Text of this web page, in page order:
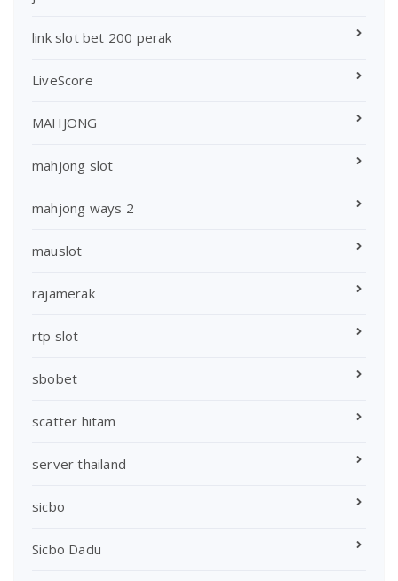
link slot bet 200 perak
LiveScore
MAHJONG
mahjong slot
mahjong ways 2
mauslot
rajamerak
rtp slot
sbobet
scatter hitam
server thailand
sicbo
Sicbo Dadu